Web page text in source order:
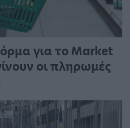
για το Market
οι πληρωμές